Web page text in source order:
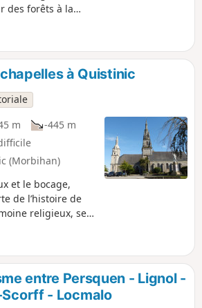
des forêts à la
l’histoire de
calvaires,
etc. Ce
Ouest duà Quistinic
m
-445 m
(Morbihan)
et le bocage,
de l’histoire de
religieux, ses
forêts et des
Vallée du Blavet,
vous serez
des paysages.
la journée, avec
entre Persquen - Lignol -
- Locmalo